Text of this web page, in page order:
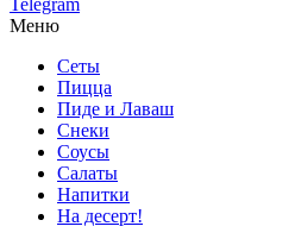
Telegram
Меню
Сеты
Пицца
Пиде и Лаваш
Снеки
Соусы
Салаты
Напитки
На десерт!